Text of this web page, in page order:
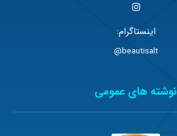
اینستاگرام:
beautisalt@
نوشته های عمومی